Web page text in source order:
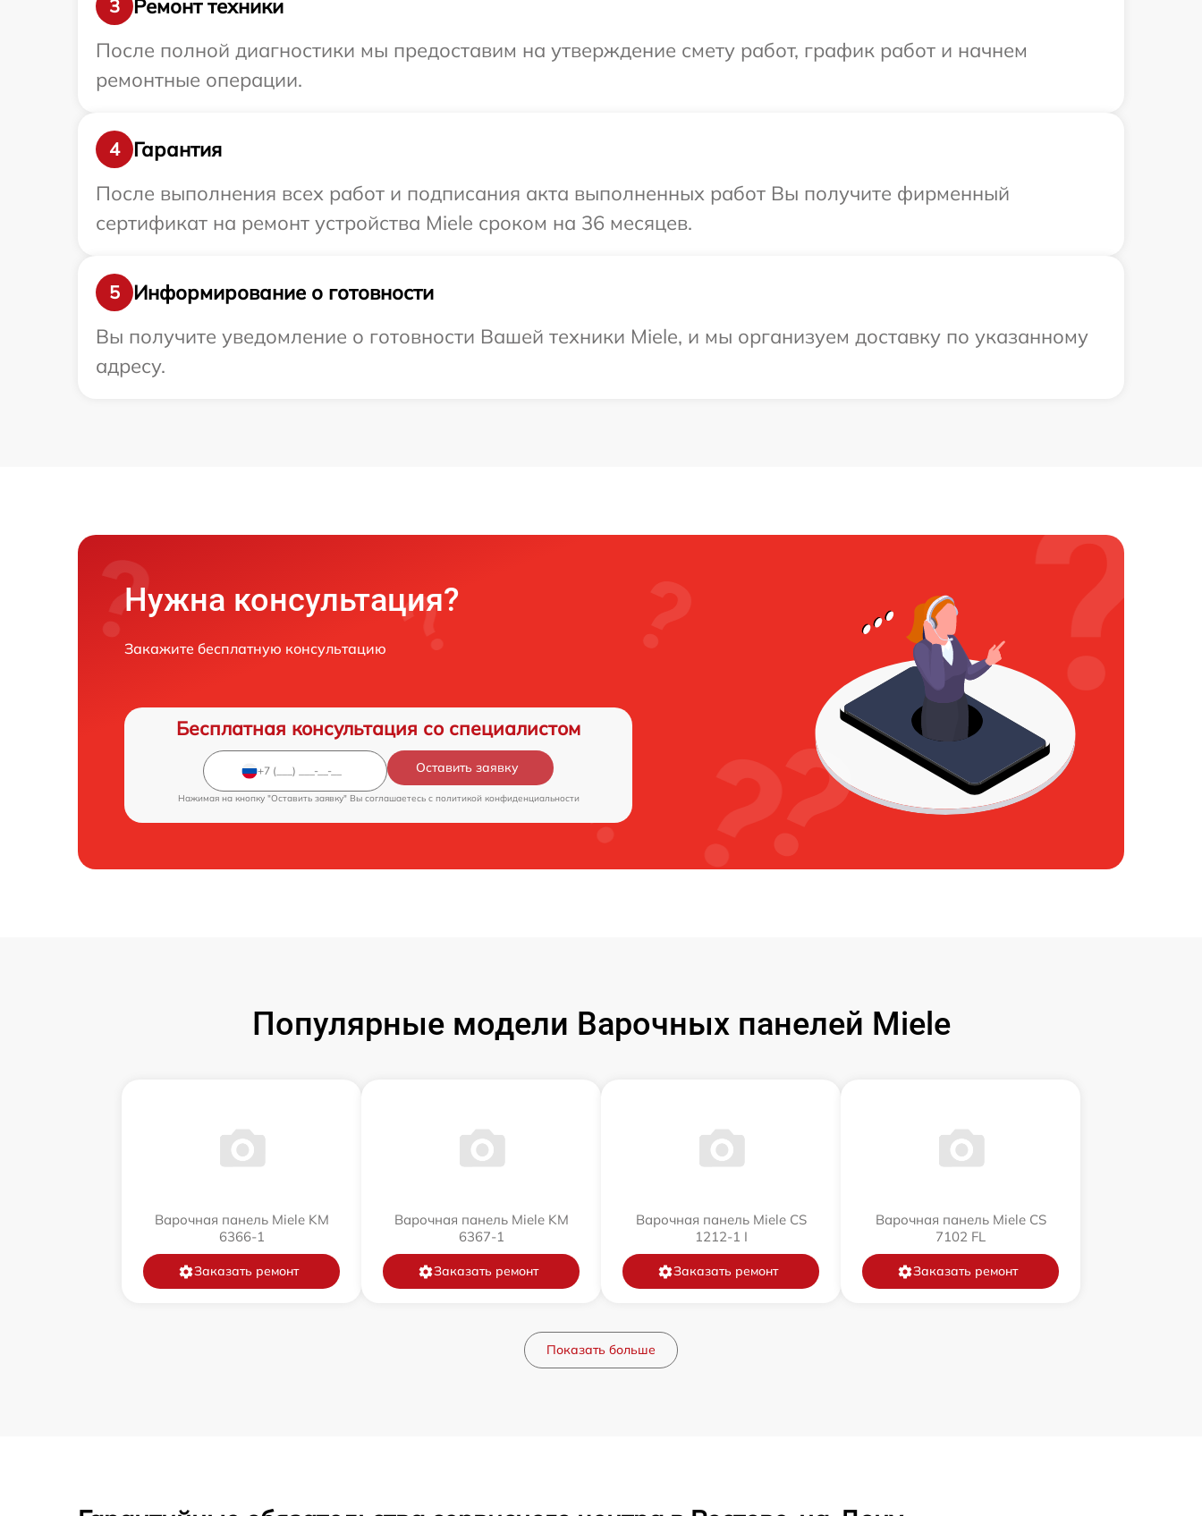
3
Ремонт техники
После полной диагностики мы предоставим на утверждение смету работ, график работ и начнем
ремонтные операции.
4
Гарантия
После выполнения всех работ и подписания акта выполненных работ Вы получите фирменный
сертификат на ремонт устройства Miele сроком на 36 месяцев.
5
Информирование о готовности
Вы получите уведомление о готовности Вашей техники Miele, и мы организуем доставку по указанному
адресу.
Нужна консультация?
Закажите бесплатную консультацию
Бесплатная консультация со специалистом
Оставить заявку
Нажимая на кнопку "Оставить заявку" Вы соглашаетесь c политикой конфиденциальности
Популярные модели Варочных панелей Miele
Варочная панель Miele KM
6366-1
Заказать ремонт
Варочная панель Miele KM
6367-1
Заказать ремонт
Варочная панель Miele CS
1212-1 I
Заказать ремонт
Варочная панель Miele CS
7102 FL
Заказать ремонт
Показать больше